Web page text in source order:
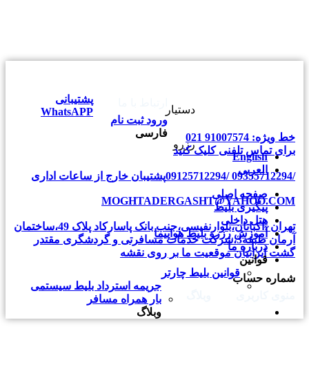
دستیار
رزرو
پشتیبانی
WhatsAPP
خط ویژه: 91007574 021
برایتماس تلفنیکلیک کنید
/09355712294
/09125712294 پشتیبان خارج از ساعات اداری
MOGHTADERGASHT@YAHOO.COM
تهران ،اکباتان،بلوارنفیسی،جنب بانک پاسارکاد پلاک 49،ساختمان
آرمان طبقه3،شرکت خدمات مسافرتی و گردشگری مقتدر
گشت ایرانیانموقعیت ما بر روی نقشه
شماره حساب
ورود ثبت نام
فارسی
English
العربی
صفحه اصلی
پیگیری بلیط
هتل داخلی
آموزش رزرو بلیط هواپیما
درباره ما
قوانین
قوانین بلیط چارتر
جریمه استرداد بلیط سیستمی
بار همراه مسافر
وبلاگ